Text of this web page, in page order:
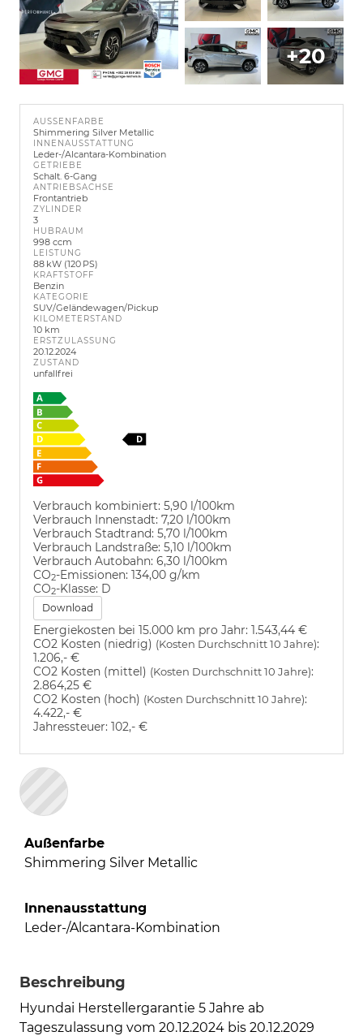
+20
AUSSENFARBE
Shimmering Silver Metallic
INNENAUSSTATTUNG
Leder-/Alcantara-Kombination
GETRIEBE
Schalt. 6-Gang
ANTRIEBSACHSE
Frontantrieb
ZYLINDER
3
HUBRAUM
998 ccm
LEISTUNG
88 kW (120 PS)
KRAFTSTOFF
Benzin
KATEGORIE
SUV/Geländewagen/Pickup
KILOMETERSTAND
10 km
ERSTZULASSUNG
20.12.2024
ZUSTAND
unfallfrei
Verbrauch kombiniert: 5,90 l/100km
Verbrauch Innenstadt: 7,20 l/100km
Verbrauch Stadtrand: 5,70 l/100km
Verbrauch Landstraße: 5,10 l/100km
Verbrauch Autobahn: 6,30 l/100km
CO2-Emissionen: 134,00 g/km
CO2-Klasse: D
Download
Energiekosten bei 15.000 km pro Jahr: 1.543,44 €
CO2 Kosten (niedrig) (Kosten Durchschnitt 10 Jahre):
1.206,- €
CO2 Kosten (mittel) (Kosten Durchschnitt 10 Jahre):
2.864,25 €
CO2 Kosten (hoch) (Kosten Durchschnitt 10 Jahre):
4.422,- €
Jahressteuer: 102,- €
Außenfarbe
Shimmering Silver Metallic
Innenausstattung
Leder-/Alcantara-Kombination
Beschreibung
Hyundai Herstellergarantie 5 Jahre ab
Tageszulassung vom 20.12.2024 bis 20.12.2029